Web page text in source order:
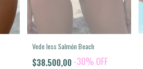
Vede less Salmón Beach
$38.500,00 -30% OFF